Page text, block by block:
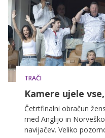
ganil do solz in si
TRAČI
Kamere ujele
Četrtfinalni obračun
med Anglijo in
navijačev. Veliko